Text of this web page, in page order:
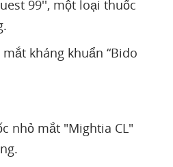
99'', một loại thuốc
kháng khuẩn “Bido
nhỏ mắt "Mightia CL"